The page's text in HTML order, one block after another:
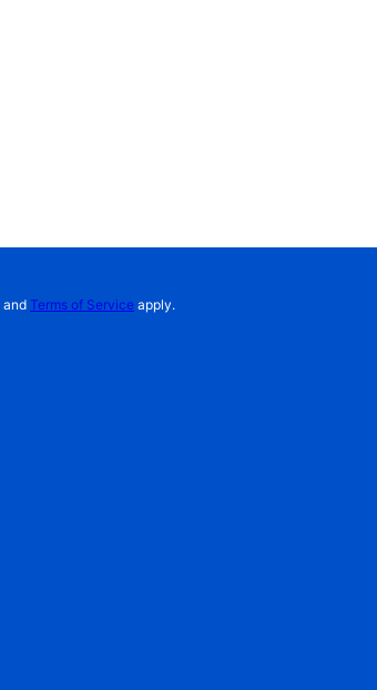
and Terms of Service apply.